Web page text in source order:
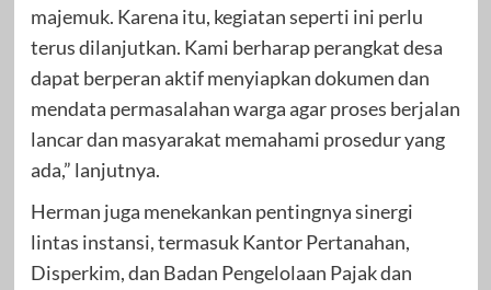
majemuk. Karena itu, kegiatan seperti ini perlu
terus dilanjutkan. Kami berharap perangkat desa
dapat berperan aktif menyiapkan dokumen dan
mendata permasalahan warga agar proses berjalan
lancar dan masyarakat memahami prosedur yang
ada,” lanjutnya.
Herman juga menekankan pentingnya sinergi
lintas instansi, termasuk Kantor Pertanahan,
Disperkim, dan Badan Pengelolaan Pajak dan